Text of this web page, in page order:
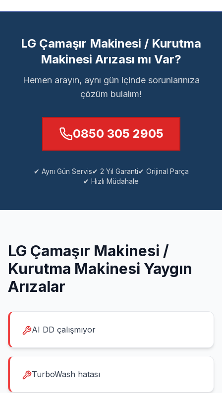
LG Çamaşır Makinesi / Kurutma
Makinesi Arızası mı Var?
Hemen arayın, aynı gün içinde sorunlarınıza
çözüm bulalım!
0850 305 2905
✔ Aynı Gün Servis✔ 2 Yıl Garanti✔ Orijinal Parça
✔ Hızlı Müdahale
LG Çamaşır Makinesi /
Kurutma Makinesi Yaygın
Arızalar
AI DD çalışmıyor
TurboWash hatası